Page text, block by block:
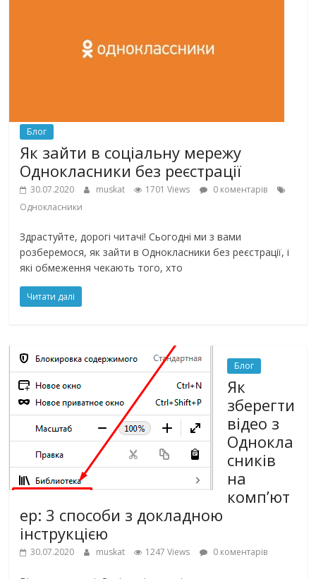
Блог
Як зайти в соціальну мережу
Однокласники без реєстрації
30.07.2020 muskat 1701 Views
0 коментарів
Однокласники
Здрастуйте, дорогі читачі! Сьогодні ми з вами
розберемося, як зайти в Однокласники без реєстрації, і
які обмеження чекають того, хто
Читати далі
Блог
Як
зберегти
відео з
Однокла
сників
на
комп’ют
ер: 3 способи з докладною
інструкцією
30.07.2020 muskat 1247 Views 0 коментарів